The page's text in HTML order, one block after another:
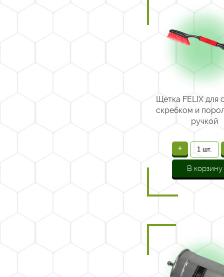
Щетка FELIX для
скребком и
ручкой
+
В корзину